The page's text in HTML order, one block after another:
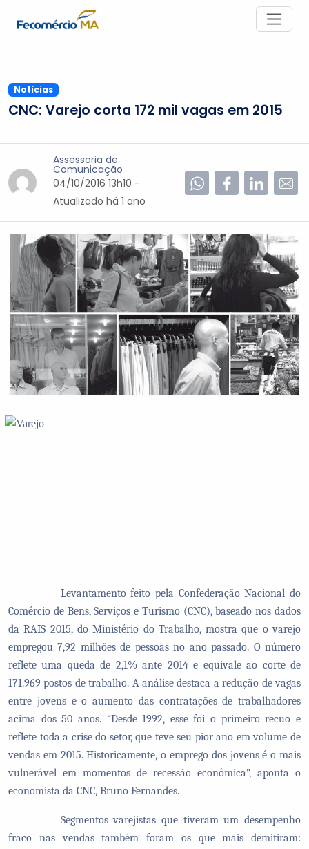
Notícias
CNC: Varejo corta 172 mil vagas em 2015
Assessoria de
Comunicação
04/10/2016 13h10 -
Atualizado há 1 ano
Levantamento feito pela Confederação Nacional do
Comércio de Bens, Serviços e Turismo (CNC), baseado nos dados
da RAIS 2015, do Ministério do Trabalho, mostra que o varejo
empregou 7,92 milhões de pessoas no ano passado. O número
reflete uma queda de 2,1% ante 2014 e equivale ao corte de
171.969 postos de trabalho. A análise destaca a redução de vagas
entre jovens e o aumento das contratações de trabalhadores
acima dos 50 anos. “Desde 1992, esse foi o primeiro recuo e
reflete toda a crise do setor, que teve seu pior ano em volume de
vendas em 2015. Historicamente, o emprego dos jovens é o mais
vulnerável em momentos de recessão econômica”, aponta o
economista da CNC, Bruno Fernandes.
Segmentos varejistas que tiveram um desempenho
fraco nas vendas também foram os que mais demitiram: